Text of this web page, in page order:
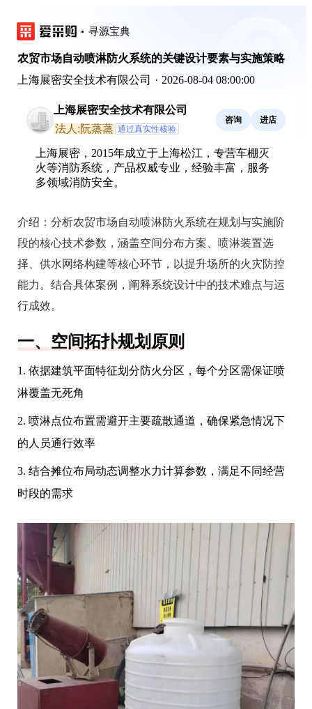
寻源宝典
农贸市场自动喷淋防火系统的关键设计要素与实施策略
上海展密安全技术有限公司 · 2026-08-04 08:00:00
上海展密安全技术有限公司
法人:阮蒸蒸 通过真实性核验
咨询 进店
上海展密，2015年成立于上海松江，专营车棚灭
火等消防系统，产品权威专业，经验丰富，服务
多领域消防安全。
介绍： 分析农贸市场自动喷淋防火系统在规划与实施阶
段的核心技术参数，涵盖空间分布方案、喷淋装置选
择、供水网络构建等核心环节，以提升场所的火灾防控
能力。结合具体案例，阐释系统设计中的技术难点与运
行成效。
一、空间拓扑规划原则
1. 依据建筑平面特征划分防火分区，每个分区需保证喷
淋覆盖无死角
2. 喷淋点位布置需避开主要疏散通道，确保紧急情况下
的人员通行效率
3. 结合摊位布局动态调整水力计算参数，满足不同经营
时段的需求